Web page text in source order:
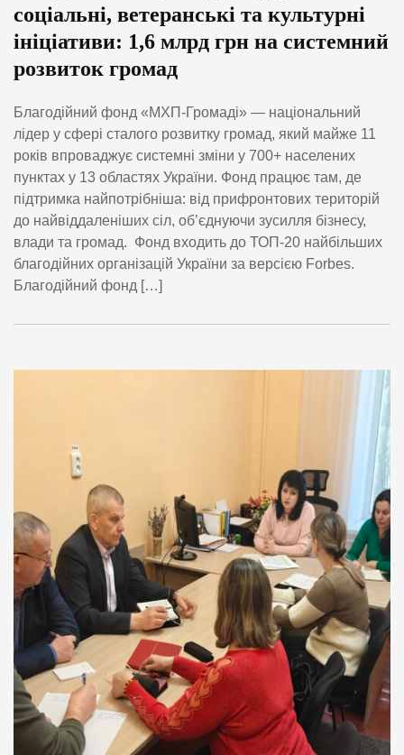
соціальні, ветеранські та культурні
ініціативи: 1,6 млрд грн на системний
розвиток громад
Благодійний фонд «МХП-Громаді» — національний
лідер у сфері сталого розвитку громад, який майже 11
років впроваджує системні зміни у 700+ населених
пунктах у 13 областях України. Фонд працює там, де
підтримка найпотрібніша: від прифронтових територій
до найвіддаленіших сіл, об’єднуючи зусилля бізнесу,
влади та громад. Фонд входить до ТОП-20 найбільших
благодійних організацій України за версією Forbes.
Благодійний фонд […]